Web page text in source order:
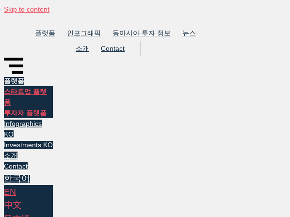
Skip to content
플랫폼 인포그래픽 동아시아 투자 정보
뉴스
소개
Contact
플랫폼
스타트업 플랫
폼
투자자 플랫폼
Infographics
KO
Investments KO
소개
Contact
한국어
EN
中文